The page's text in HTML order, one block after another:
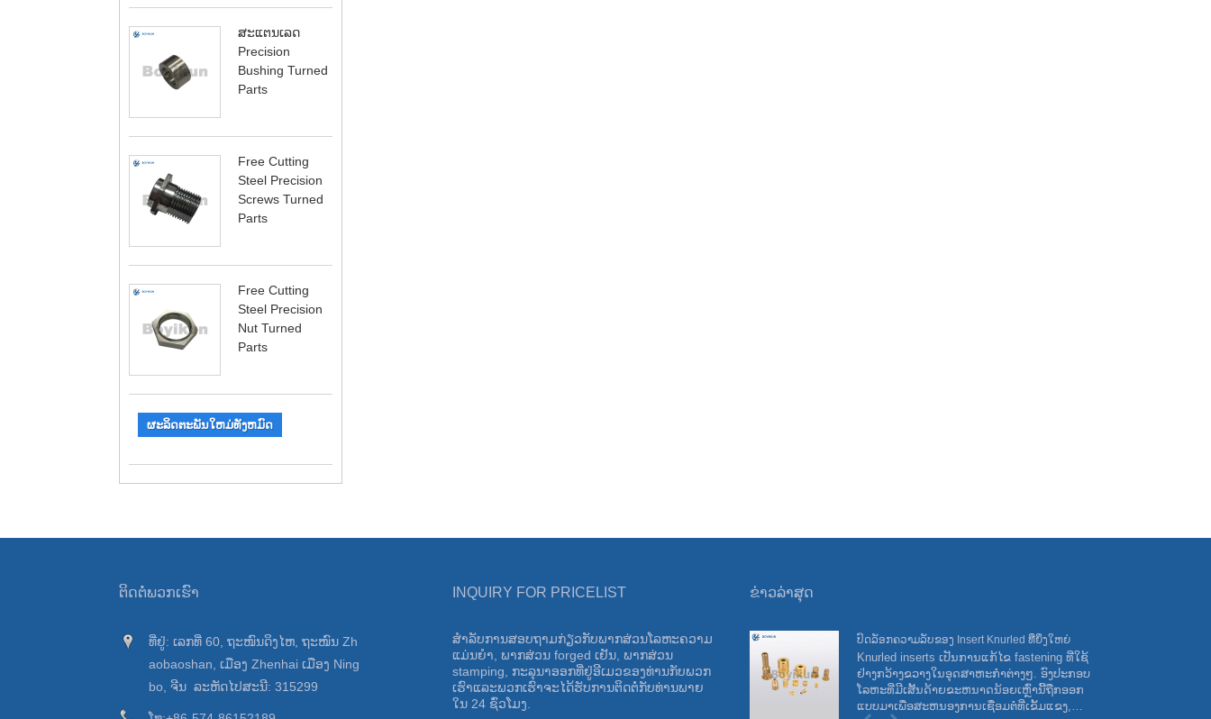
ສະແຕນເລດ
Precision
Bushing Turned
Parts
Free Cutting
Steel Precision
Screws Turned
Parts
Free Cutting
Steel Precision
Nut Turned
Parts
ຜະລິດຕະພັນໃຫມ່ທັງຫມົດ
ຕິດ​ຕໍ່​ພວກ​ເຮົາ
ທີ່ຢູ່: ເລກທີ່ 60, ຖະໜົນດິງໄຫ, ຖະໜົນ Zh
aobaoshan, ເມືອງ Zhenhai ເມືອງ Ning
bo, ຈີນ ລະຫັດໄປສະນີ: 315299
INQUIRY FOR PRICELIST
ສໍາ​ລັບ​ການ​ສອບ​ຖາມ​ກ່ຽວ​ກັບ​ພາກ​ສ່ວນ​ໂລ​ຫະ​ຄວາມ​
ແມ່ນ​ຍໍາ​, ພາກ​ສ່ວນ forged ເຢັນ​, ພາກ​ສ່ວນ
stamping​, ກະ​ລຸ​ນາ​ອອກ​ທີ່​ຢູ່​ອີ​ເມວ​ຂອງ​ທ່ານ​ກັບ​ພວກ​
ເຮົາ​ແລະ​ພວກ​ເຮົາ​ຈະ​ໄດ້​ຮັບ​ການ​ຕິດ​ຕໍ່​ກັບ​ທ່ານ​ພາຍ​
ໃນ 24 ຊົ່ວ​ໂມງ​.
ຂ່າວ​ລ່າ​ສຸດ
ງານວາງສະແດງສິນຄ້າສາກົນເມືອງໂຄໂລນຂອງ
ເຢຍລະມັນໃນປີ 2024
ພວກ​ເຮົາ​ໄດ້​ເຂົ້າ​ຮ່ວມ​ໃນ​ງານ​ວາງ​ສະ​ແດງ​ສາ​ກົນ
Cologne ຂອງ​ເຢຍ​ລະ​ມັນ Hardware, ເຊິ່ງ​ໄດ້​ສະ​
ແດງ​ໃຫ້​ເຫັນ​ເພີ່ມ​ເຕີມ​ຄວາມ​ເຂັ້ມ​ແຂງ​ຂອງ​ບໍ​ລິ​ສັດ​
ປົດລັອກຄວາມລັບຂອງ Insert Knurled ທີ່ຍິ່ງໃຫຍ່
Knurled inserts ເປັນການແກ້ໄຂ fastening ທີ່ໃຊ້
ຢ່າງກວ້າງຂວາງໃນອຸດສາຫະກໍາຕ່າງໆ. ອົງປະກອບ
ໂລຫະທີ່ມີເສັ້ນດ້າຍຂະຫນາດນ້ອຍເຫຼົ່ານີ້ຖືກອອກ
ແບບມາເພື່ອສະຫນອງການເຊື່ອມຕໍ່ທີ່ເຂັ້ມແຂງ,